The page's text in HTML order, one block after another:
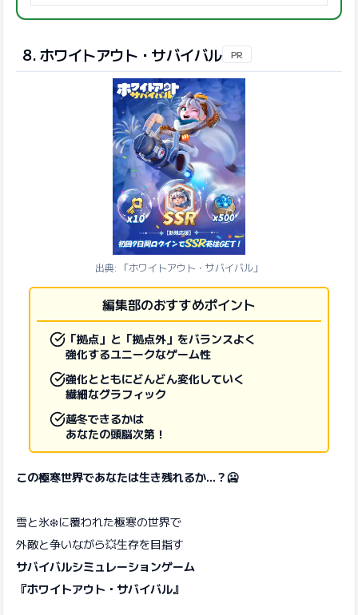
8. ホワイトアウト・サバイバル PR
出典: 「ホワイトアウト・サバイバル」
編集部のおすすめポイント
「拠点」と「拠点外」をバランスよく
強化するユニークなゲーム性
強化とともにどんどん変化していく
繊細なグラフィック
越冬できるかは
あなたの頭脳次第！
この極寒世界であなたは生き残れるか…？🥶
雪と氷❄️に覆われた極寒の世界で
外敵と争いながら💥生存を目指す
サバイバルシミュレーションゲーム
『ホワイトアウト・サバイバル』